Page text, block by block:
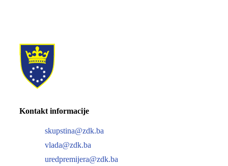
Kontakt informacije
skupstina@zdk.ba
vlada@zdk.ba
uredpremijera@zdk.ba